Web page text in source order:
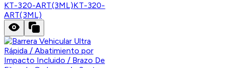
KT-320-ART(3ML)KT-320-
ART(3ML)